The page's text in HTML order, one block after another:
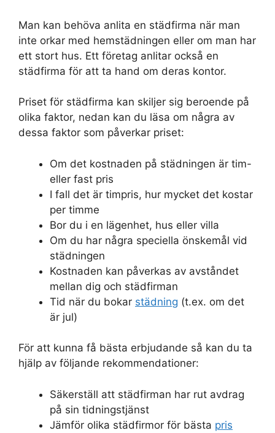
Man kan behöva anlita en städfirma när man
inte orkar med hemstädningen eller om man har
ett stort hus. Ett företag anlitar också en
städfirma för att ta hand om deras kontor.
Priset för städfirma kan skiljer sig beroende på
olika faktor, nedan kan du läsa om några av
dessa faktor som påverkar priset:
Om det kostnaden på städningen är tim-
eller fast pris
I fall det är timpris, hur mycket det kostar
per timme
Bor du i en lägenhet, hus eller villa
Om du har några speciella önskemål vid
städningen
Kostnaden kan påverkas av avståndet
mellan dig och städfirman
Tid när du bokar städning (t.ex. om det
är jul)
För att kunna få bästa erbjudande så kan du ta
hjälp av följande rekommendationer:
Säkerställ att städfirman har rut avdrag
på sin tidningstjänst
Jämför olika städfirmor för bästa pris